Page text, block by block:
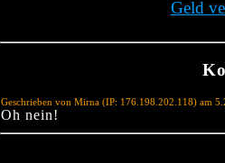
Geld
Geschrieben von Mirna (IP: 176.198.202.118) am
Oh nein!